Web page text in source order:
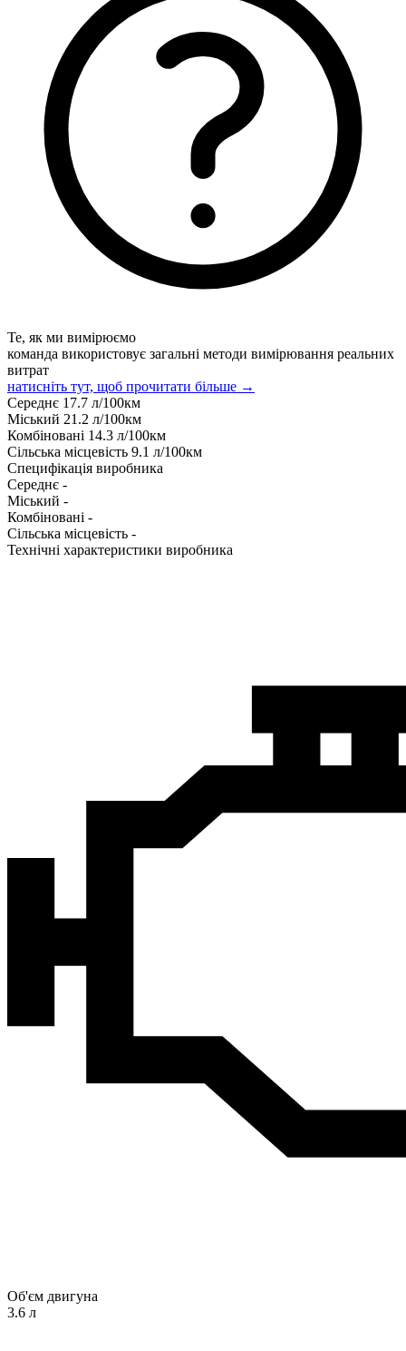
Те, як ми вимірюємо
команда використовує загальні методи вимірювання реальних
витрат
натисніть тут, щоб прочитати більше →
Середнє 17.7 л/100км
Міський 21.2 л/100км
Комбіновані 14.3 л/100км
Сільська місцевість 9.1 л/100км
Специфікація виробника
Середнє -
Міський -
Комбіновані -
Сільська місцевість -
Технічні характеристики виробника
Об'єм двигуна
3.6 л